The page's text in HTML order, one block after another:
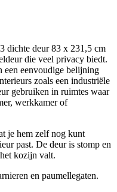
dichte deur 83 x 231,5 cm
die veel privacy biedt.
een eenvoudige belijning
zoals een industriële
gebruiken in ruimtes waar
werkkamer of
je hem zelf nog kunt
past. De deur is stomp en
kozijn valt.
en paumellegaten.